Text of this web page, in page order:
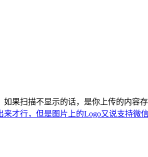
果扫描不显示的话，是你上传的内容
才行，但是图片上的Logo又说支持微